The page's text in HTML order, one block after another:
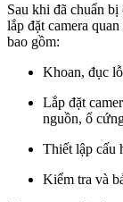
Sau khi đã chuẩn
lắp đặt camera
bao gồm:
Khoan, đục
Lắp đặt
nguồn, ổ
Thiết lập cấu
Kiểm tra và